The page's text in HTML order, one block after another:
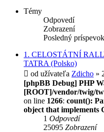
Témy
Odpovedí
Zobrazení
Posledný príspevok
1. CELOSTÁTNÍ
TATRA (Polsko)
od užívateľa Zdicho »
[phpBB Debug] PHP
[ROOT]/vendor/twig/
on line 1266: count():
object that implements
1 Odpovedí
25095 Zobrazení